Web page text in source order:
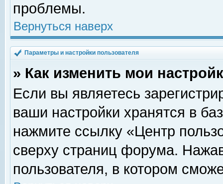
проблемы.
Вернуться наверх
Параметры и настройки пользователя
» Как изменить мои
Если вы являетесь
ваши настройки хранятся в
нажмите ссылку «Центр
сверху страниц форума.
пользователя, в котором